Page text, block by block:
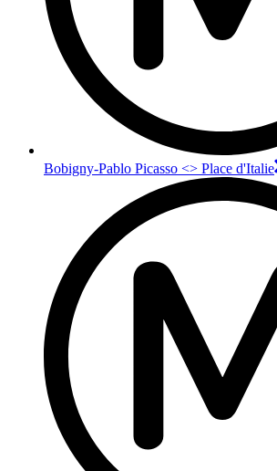
Bobigny-Pablo Picasso <> Place d'Italie